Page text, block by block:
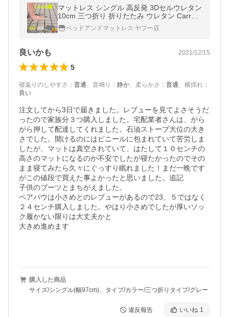
マットレス シングル 高反発 3Dセルウレタン
10cm 三つ折り 折りたたみ ウレタン Carres
カレ 薄型
ベッドアンドマットレス ヤフー店
良いかも 2021/12/15
5
寝返りのしやすさ ： 普通、 音鳴り ： 静か、 柔らかさ ： 普通、 横揺れ ：
良い
注文してから3日で届きました。レブューを見てよさそうだ
ったので家族分３つ購入しました。宅配業者さんは、がら
がら押して配達してくれました。石油ストーブ大位の大き
さでした。開けるのにはビニールに包まれていて苦労しま
したが、マットは真空されていて、はたして１０センチの
高さのマットになるのか不安でしたが寝たかったのでその
まま寝てみたら久々にぐっすり眠れました！まだ一晩です
がこの値段で買えた事よかったと思いました。追記
子供のブーツとまちがえました。
ベアパウは小さめとのレブューがあるので23、５ではなく
２４センチ購入しました。やはり小さめでしたが厚いソッ
ク履かない限りは大丈夫かと
大きめ進めます
購入した商品
サイズ/シングル(幅97cm)、タイプ/カラー/三つ折りタイプ/グレー
違反報告 いいね 1